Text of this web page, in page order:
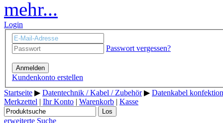
mehr...
Login
Passwort vergessen?
Anmelden
Kundenkonto erstellen
Startseite ▶ Datentechnik / Kabel / Zubehör▶ Datenkabel
Merkzettel | Ihr Konto | Warenkorb | Kasse
Los
erweiterte Suche